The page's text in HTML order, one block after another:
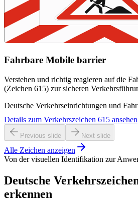
Fahrbare Mobile barrier
Verstehen und richtig reagieren auf die
(Zeichen 615) zur sicheren
Deutsche Verkehrseinrichtungen und
Details zum Verkehrszeichen 615 ansehen
Previous slide Next slide
Alle Zeichen anzeigen
Von der visuellen Identifikation zur
Deutsche
erkennen